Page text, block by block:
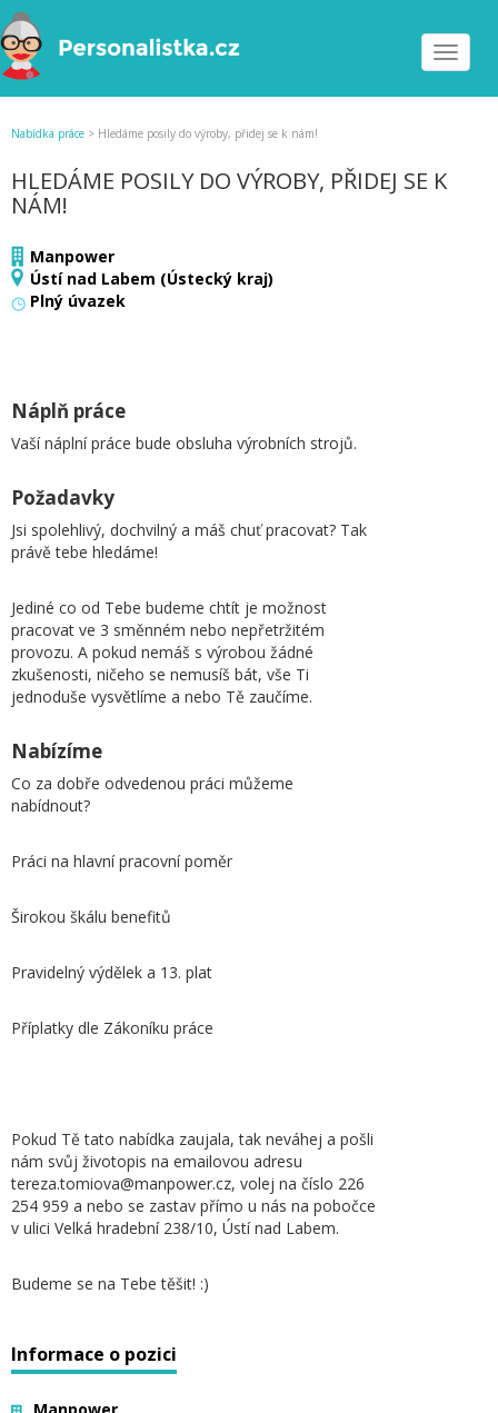
Toggle
Nabídka práce > Hledáme posily do výroby, přidej se k nám!
HLEDÁME POSILY DO VÝROBY, PŘIDEJ SE K
NÁM!
Manpower
Ústí nad Labem (Ústecký kraj)
Plný úvazek
Náplň práce
Vaší náplní práce bude obsluha výrobních strojů.
Požadavky
Jsi spolehlivý, dochvilný a máš chuť pracovat? Tak
právě tebe hledáme!
Jediné co od Tebe budeme chtít je možnost
pracovat ve 3 směnném nebo nepřetržitém
provozu. A pokud nemáš s výrobou žádné
zkušenosti, ničeho se nemusíš bát, vše Ti
jednoduše vysvětlíme a nebo Tě zaučíme.
Nabízíme
Co za dobře odvedenou práci můžeme
nabídnout?
Práci na hlavní pracovní poměr
Širokou škálu benefitů
Pravidelný výdělek a 13. plat
Příplatky dle Zákoníku práce
Pokud Tě tato nabídka zaujala, tak neváhej a pošli
nám svůj životopis na emailovou adresu
tereza.tomiova@manpower.cz, volej na číslo 226
254 959 a nebo se zastav přímo u nás na pobočce
v ulici Velká hradební 238/10, Ústí nad Labem.
Budeme se na Tebe těšit! :)
Informace o pozici